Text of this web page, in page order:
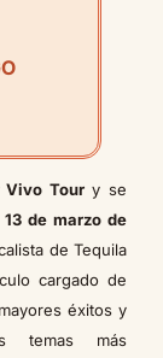
Vivo Toury se
13 de marzo de
de Tequila
cargado de
éxitos y
temas más